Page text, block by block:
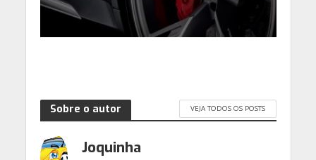
Sobre o autor VEJA TODOS OS POSTS
Joquinha